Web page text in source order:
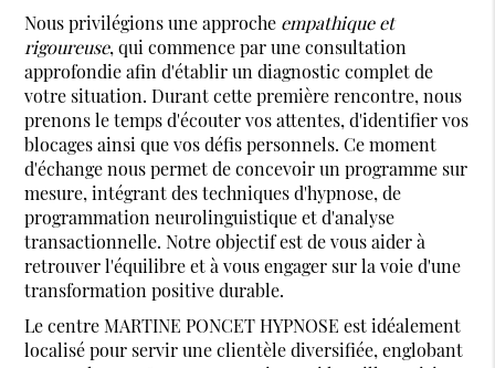
Nous privilégions une approche empathique et
rigoureuse, qui commence par une consultation
approfondie afin d'établir un diagnostic complet de
votre situation. Durant cette première rencontre, nous
prenons le temps d'écouter vos attentes, d'identifier vos
blocages ainsi que vos défis personnels. Ce moment
d'échange nous permet de concevoir un programme sur
mesure, intégrant des techniques d'hypnose, de
programmation neurolinguistique et d'analyse
transactionnelle. Notre objectif est de vous aider à
retrouver l'équilibre et à vous engager sur la voie d'une
transformation positive durable.
Le centre MARTINE PONCET HYPNOSE est idéalement
localisé pour servir une clientèle diversifiée, englobant